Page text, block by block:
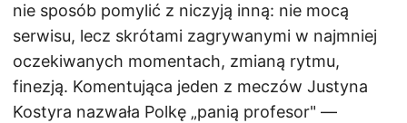
nie sposób pomylić z niczyją inną: nie mocą
serwisu, lecz skrótami zagrywanymi w najmniej
oczekiwanych momentach, zmianą rytmu,
finezją. Komentująca jeden z meczów Justyna
Kostyra nazwała Polkę „panią profesor" —